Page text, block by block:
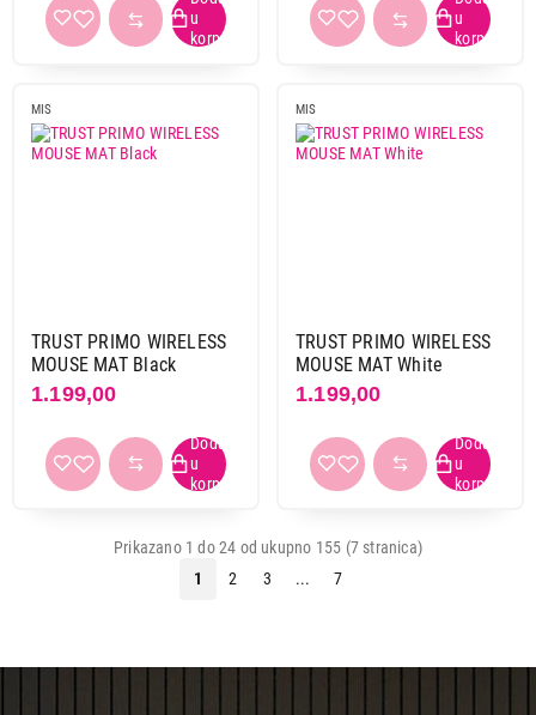
MIS
TRUST PRIMO WIRELESS
MOUSE MAT Black
1.199,00
MIS
TRUST PRIMO WIRELESS
MOUSE MAT White
1.199,00
Prikazano 1 do 24 od ukupno 155 (7 stranica)
1
2 3 ... 7